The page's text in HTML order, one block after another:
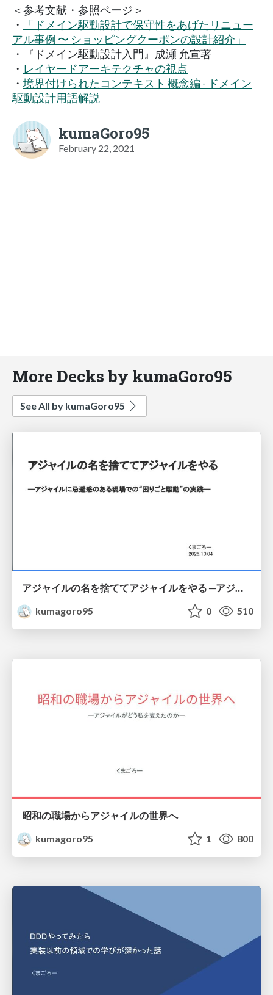
＜参考文献・参照ページ＞
・
「ドメイン駆動設計で保守性をあげたリニュー
アル事例 〜 ショッピングクーポンの設計紹介」
・『ドメイン駆動設計入門』成瀬 允宣著
・ レイヤードアーキテクチャの視点
・ 境界付けられたコンテキスト 概念編 - ドメイン
駆動設計用語解説
kumaGoro95
February 22, 2021
More Decks by kumaGoro95
See All by kumaGoro95
アジャイルの名を捨ててアジャイルをやる ─アジャイルに忌避感のある現場での“困りごと駆動”の実践─
kumagoro95
0 510
昭和の職場からアジャイルの世界へ
kumagoro95
1 800